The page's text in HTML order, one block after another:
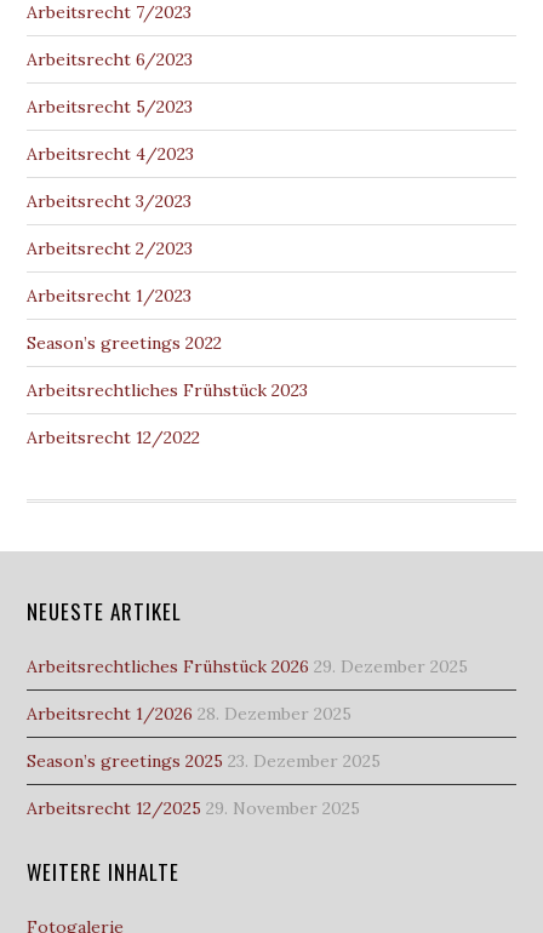
Arbeitsrecht 7/2023
Arbeitsrecht 6/2023
Arbeitsrecht 5/2023
Arbeitsrecht 4/2023
Arbeitsrecht 3/2023
Arbeitsrecht 2/2023
Arbeitsrecht 1/2023
Season’s greetings 2022
Arbeitsrechtliches Frühstück 2023
Arbeitsrecht 12/2022
NEUESTE ARTIKEL
Arbeitsrechtliches Frühstück 2026 29. Dezember 2025
Arbeitsrecht 1/2026 28. Dezember 2025
Season’s greetings 2025 23. Dezember 2025
Arbeitsrecht 12/2025 29. November 2025
WEITERE INHALTE
Fotogalerie